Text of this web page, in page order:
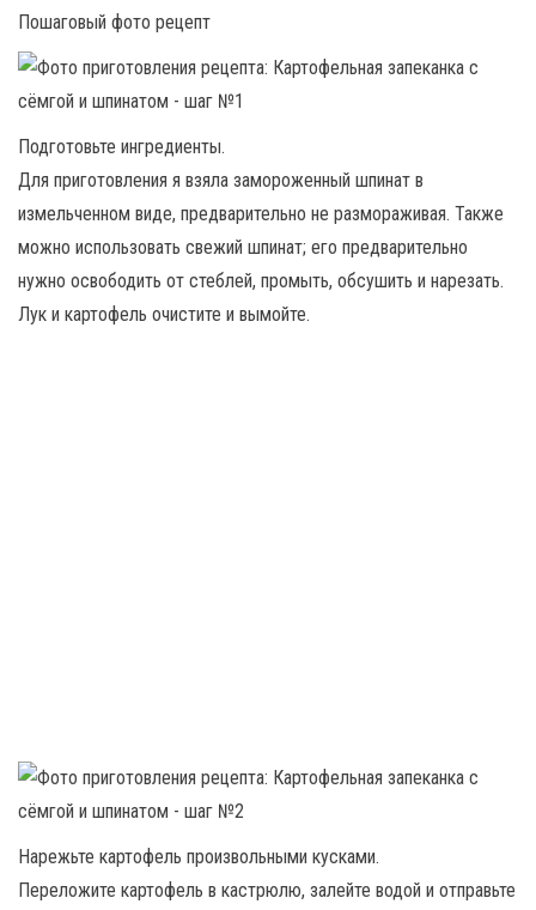
Пошаговый фото рецепт
Подготовьте ингредиенты.
Для приготовления я взяла замороженный шпинат в
измельченном виде, предварительно не размораживая. Также
можно использовать свежий шпинат; его предварительно
нужно освободить от стеблей, промыть, обсушить и нарезать.
Лук и картофель очистите и вымойте.
Нарежьте картофель произвольными кусками.
Переложите картофель в кастрюлю, залейте водой и отправьте